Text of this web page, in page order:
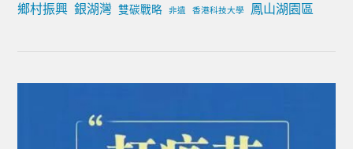
鄉村振興 銀湖灣 雙碳戰略 非遺 香港科技大學 鳳山湖園區